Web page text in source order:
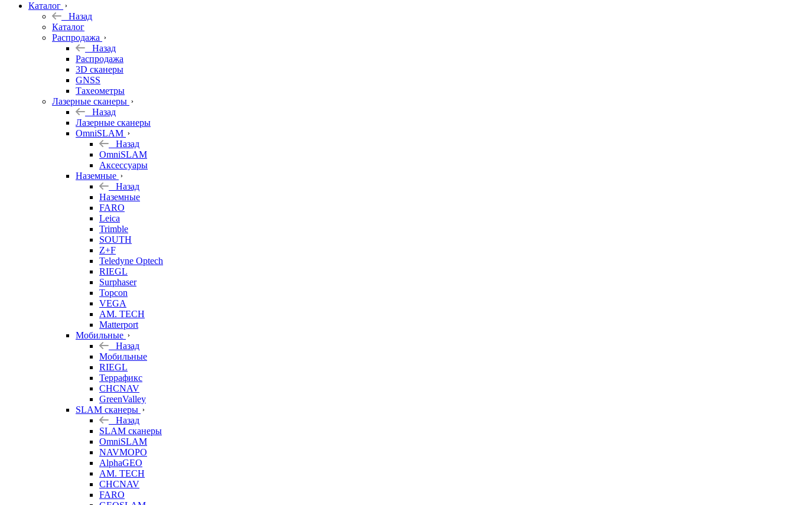
Каталог
Назад
Каталог
Распродажа
Назад
Распродажа
3D сканеры
GNSS
Тахеометры
Лазерные сканеры
Назад
Лазерные сканеры
OmniSLAM
Назад
OmniSLAM
Аксессуары
Наземные
Назад
Наземные
FARO
Leica
Trimble
SOUTH
Z+F
Teledyne Optech
RIEGL
Surphaser
Topcon
VEGA
AM. TECH
Matterport
Мобильные
Назад
Мобильные
RIEGL
Террафикс
CHCNAV
GreenValley
SLAM сканеры
Назад
SLAM сканеры
OmniSLAM
NAVMOPO
AlphaGEO
AM. TECH
CHCNAV
FARO